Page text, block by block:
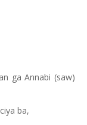
ga Annabi (saw)
ba,